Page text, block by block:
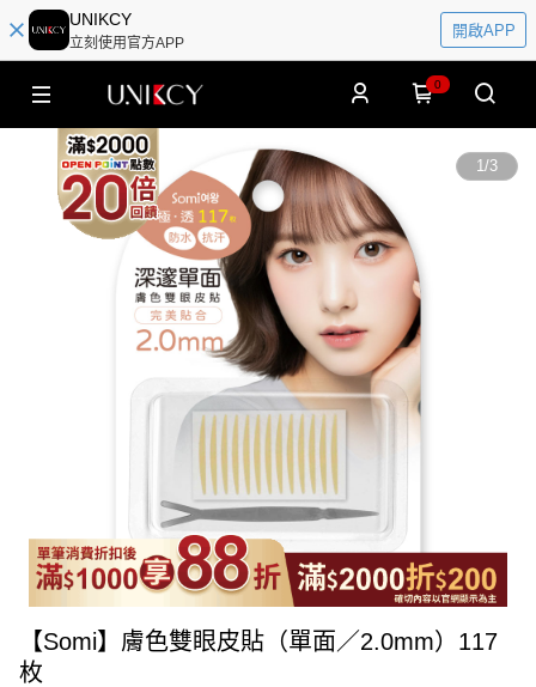
UNIKCY
立刻使用官方APP
開啟APP
0
1/3
【Somi】膚色雙眼皮貼（單面／2.0mm）117
枚